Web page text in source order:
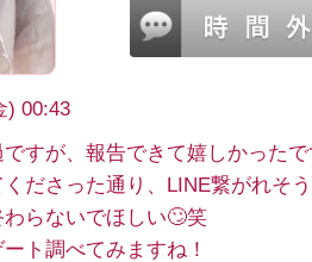
) 00:43
すが、報告できて嬉しかったで
ださった通り、LINE繋がれそ
らないでほしい🙄笑
ト調べてみますね！